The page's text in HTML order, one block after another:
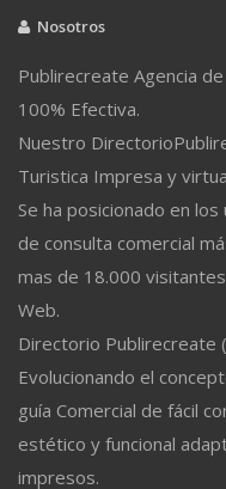
Nosotros
Publirecreate Agencia
100% Efectiva.
Nuestro
Turistica Impresa y
Se ha posicionado en
de consulta comercial
mas de 18.000
Web.
Directorio Publirecreate
Evolucionando el
guía Comercial de fácil
estético y funcional
impresos.